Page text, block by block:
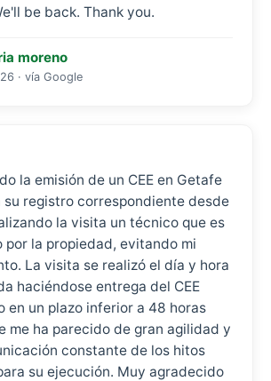
be back. Thank you.
moreno
· vía Google
la emisión de un CEE en Getafe
registro correspondiente desde
la visita un técnico que es
por la propiedad, evitando mi
La visita se realizó el día y hora
haciéndose entrega del CEE
en un plazo inferior a 48 horas
me ha parecido de gran agilidad y
constante de los hitos
su ejecución. Muy agradecido